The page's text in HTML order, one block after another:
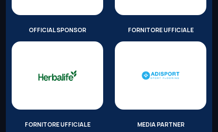
OFFICIAL SPONSOR FORNITORE UFFICIALE
FORNITORE UFFICIALE MEDIA PARTNER